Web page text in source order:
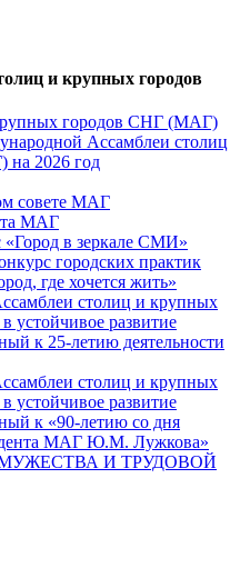
и крупных городов
городов СНГ (МАГ)
Ассамблеи столиц
на 2026 год
совете МАГ
МАГ
в зеркале СМИ»
городских практик
где хочется жить»
столиц и крупных
устойчивое развитие
к 25-летию деятельности
столиц и крупных
устойчивое развитие
к «90-летию со дня
МАГ Ю.М. Лужкова»
И ТРУДОВОЙ